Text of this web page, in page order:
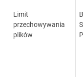
Limit
przechowywania
plików